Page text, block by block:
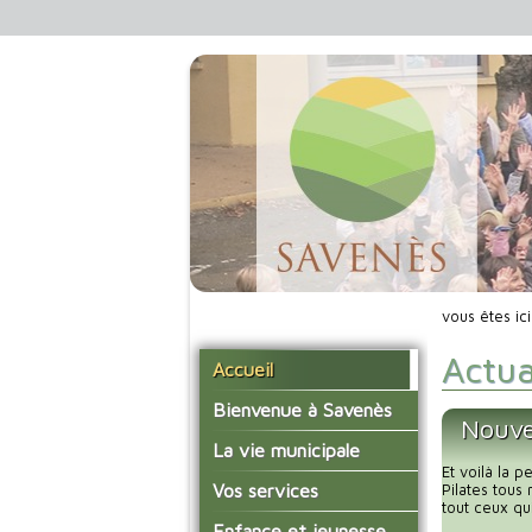
Accueil
Bienvenue à Savenès
Situer Savenès
Savenès en chiffre
L'histoire du village
La vie municipale
Vos élus
Les compte-rendus du
Vos services
La mairie
vous êtes
Et voilà la
Pilates tous
tout ceux